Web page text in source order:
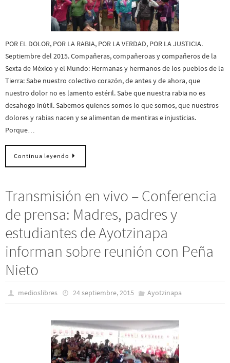
POR EL DOLOR, POR LA RABIA, POR LA VERDAD, POR LA JUSTICIA.
Septiembre del 2015. Compañeras, compañeroas y compañeros de la
Sexta de México y el Mundo: Hermanas y hermanos de los pueblos de la
Tierra: Sabe nuestro colectivo corazón, de antes y de ahora, que
nuestro dolor no es lamento estéril. Sabe que nuestra rabia no es
desahogo inútil. Sabemos quienes somos lo que somos, que nuestros
dolores y rabias nacen y se alimentan de mentiras e injusticias.
Porque…
Continua leyendo
Transmisión en vivo – Conferencia
de prensa: Madres, padres y
estudiantes de Ayotzinapa
informan sobre reunión con Peña
Nieto
medioslibres 24 septiembre, 2015 Ayotzinapa